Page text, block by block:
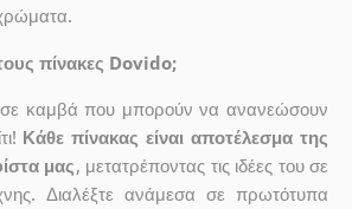
τους πίνακες Dovido;
σε καμβά που μπορούν να ανανεώσουν
Κάθε πίνακας είναι αποτέλεσμα της
μας, μετατρέποντας τις ιδέες του σε
Διαλέξτε ανάμεσα σε πρωτότυπα